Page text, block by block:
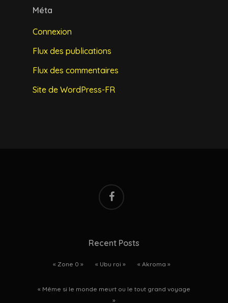
Méta
Connexion
Flux des publications
Flux des commentaires
Site de WordPress-FR
facebook
Recent Posts
« Zone 0 » « Ubu roi » « Akroma »
« Même si le monde meurt ou le tout grand voyage
»